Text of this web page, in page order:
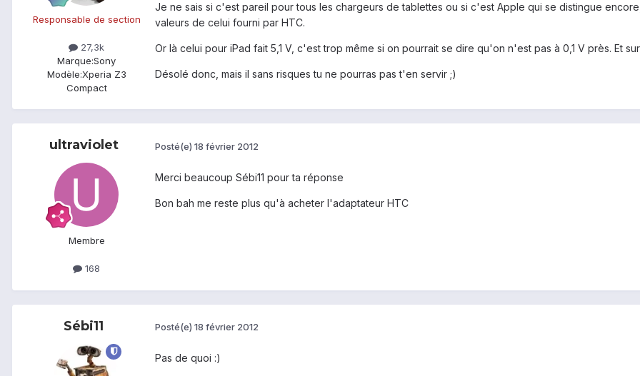
Responsable de section
27,3k
Marque:Sony
Modèle:Xperia Z3
Compact
Je ne sais si c'est pareil pour tous les chargeurs de tablettes ou si c'est Apple qui se distingue
valeurs de celui fourni par HTC.
Or là celui pour iPad fait 5,1 V, c'est trop même si on pourrait se dire qu'on n'est pas à 0,1 V près. Et
Désolé donc, mais il sans risques tu ne pourras pas t'en servir ;)
ultraviolet
Membre
168
Posté(e) 18 février 2012
Merci beaucoup Sébi11 pour ta réponse
Bon bah me reste plus qu'à acheter l'adaptateur HTC
Sébi11 Posté(e) 18 février 2012
Pas de quoi :)